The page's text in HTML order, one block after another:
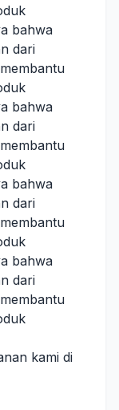
bahwa
dari
bahwa
dari
bahwa
dari
bahwa
dari
kami di